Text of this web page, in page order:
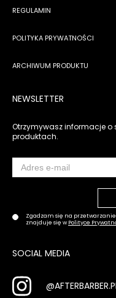
REGULAMIN
POLITYKA PRYWATNOŚCI
ARCHIWUM PRODUKTU
NEWSLETTER
Otrzymywasz informacje
produktach.
Zgadzam się na
znajduje się wPolityce
SOCIAL MEDIA